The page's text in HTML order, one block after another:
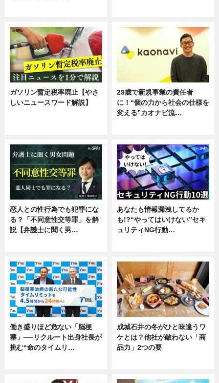
ガソリン暫定税率廃止【やさ
しいニュースワード解説】
29歳で新規事業の責任者
に！“個の力から社会の仕様を
変える”カオナビ流…
恋人との性行為でも犯罪にな
る？「不同意性交等罪」を解
説【弁護士に聞く男…
あなたも情報漏洩してるか
も!?“やってはいけない”セキ
ュリティNG行動…
働き盛りほど危ない「脳梗
塞」──リクルート出身社長が
挑む“命のタイムリ…
成城石井の冬がひと味違うワ
ケとは？他社が敵わない「商
品力」2つの要